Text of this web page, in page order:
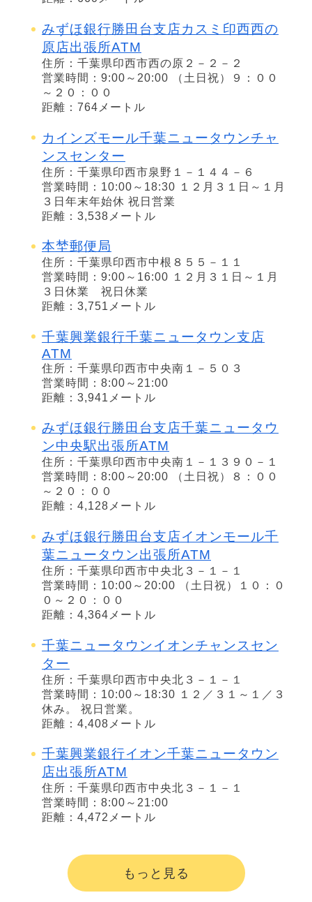
みずほ銀行勝田台支店カスミ印西西の
原店出張所ATM
住所：千葉県印西市西の原２－２－２
営業時間：9:00～20:00 （土日祝）９：００
～２０：００
距離：764メートル
カインズモール千葉ニュータウンチャ
ンスセンター
住所：千葉県印西市泉野１－１４４－６
営業時間：10:00～18:30 １２月３１日～１月
３日年末年始休 祝日営業
距離：3,538メートル
本埜郵便局
住所：千葉県印西市中根８５５－１１
営業時間：9:00～16:00 １２月３１日～１月
３日休業 祝日休業
距離：3,751メートル
千葉興業銀行千葉ニュータウン支店
ATM
住所：千葉県印西市中央南１－５０３
営業時間：8:00～21:00
距離：3,941メートル
みずほ銀行勝田台支店千葉ニュータウ
ン中央駅出張所ATM
住所：千葉県印西市中央南１－１３９０－１
営業時間：8:00～20:00 （土日祝）８：００
～２０：００
距離：4,128メートル
みずほ銀行勝田台支店イオンモール千
葉ニュータウン出張所ATM
住所：千葉県印西市中央北３－１－１
営業時間：10:00～20:00 （土日祝）１０：０
０～２０：００
距離：4,364メートル
千葉ニュータウンイオンチャンスセン
ター
住所：千葉県印西市中央北３－１－１
営業時間：10:00～18:30 １２／３１～１／３
休み。 祝日営業。
距離：4,408メートル
千葉興業銀行イオン千葉ニュータウン
店出張所ATM
住所：千葉県印西市中央北３－１－１
営業時間：8:00～21:00
距離：4,472メートル
もっと見る